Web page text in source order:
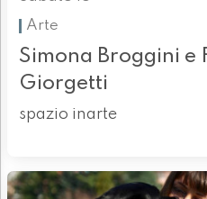
Arte
Simona Broggini e
Giorgetti
spazio inarte